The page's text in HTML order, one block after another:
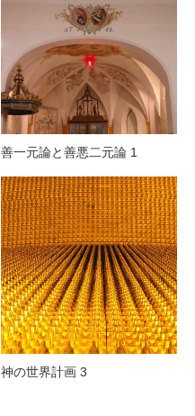
善一元論と善悪二元論 1
神の世界計画 3